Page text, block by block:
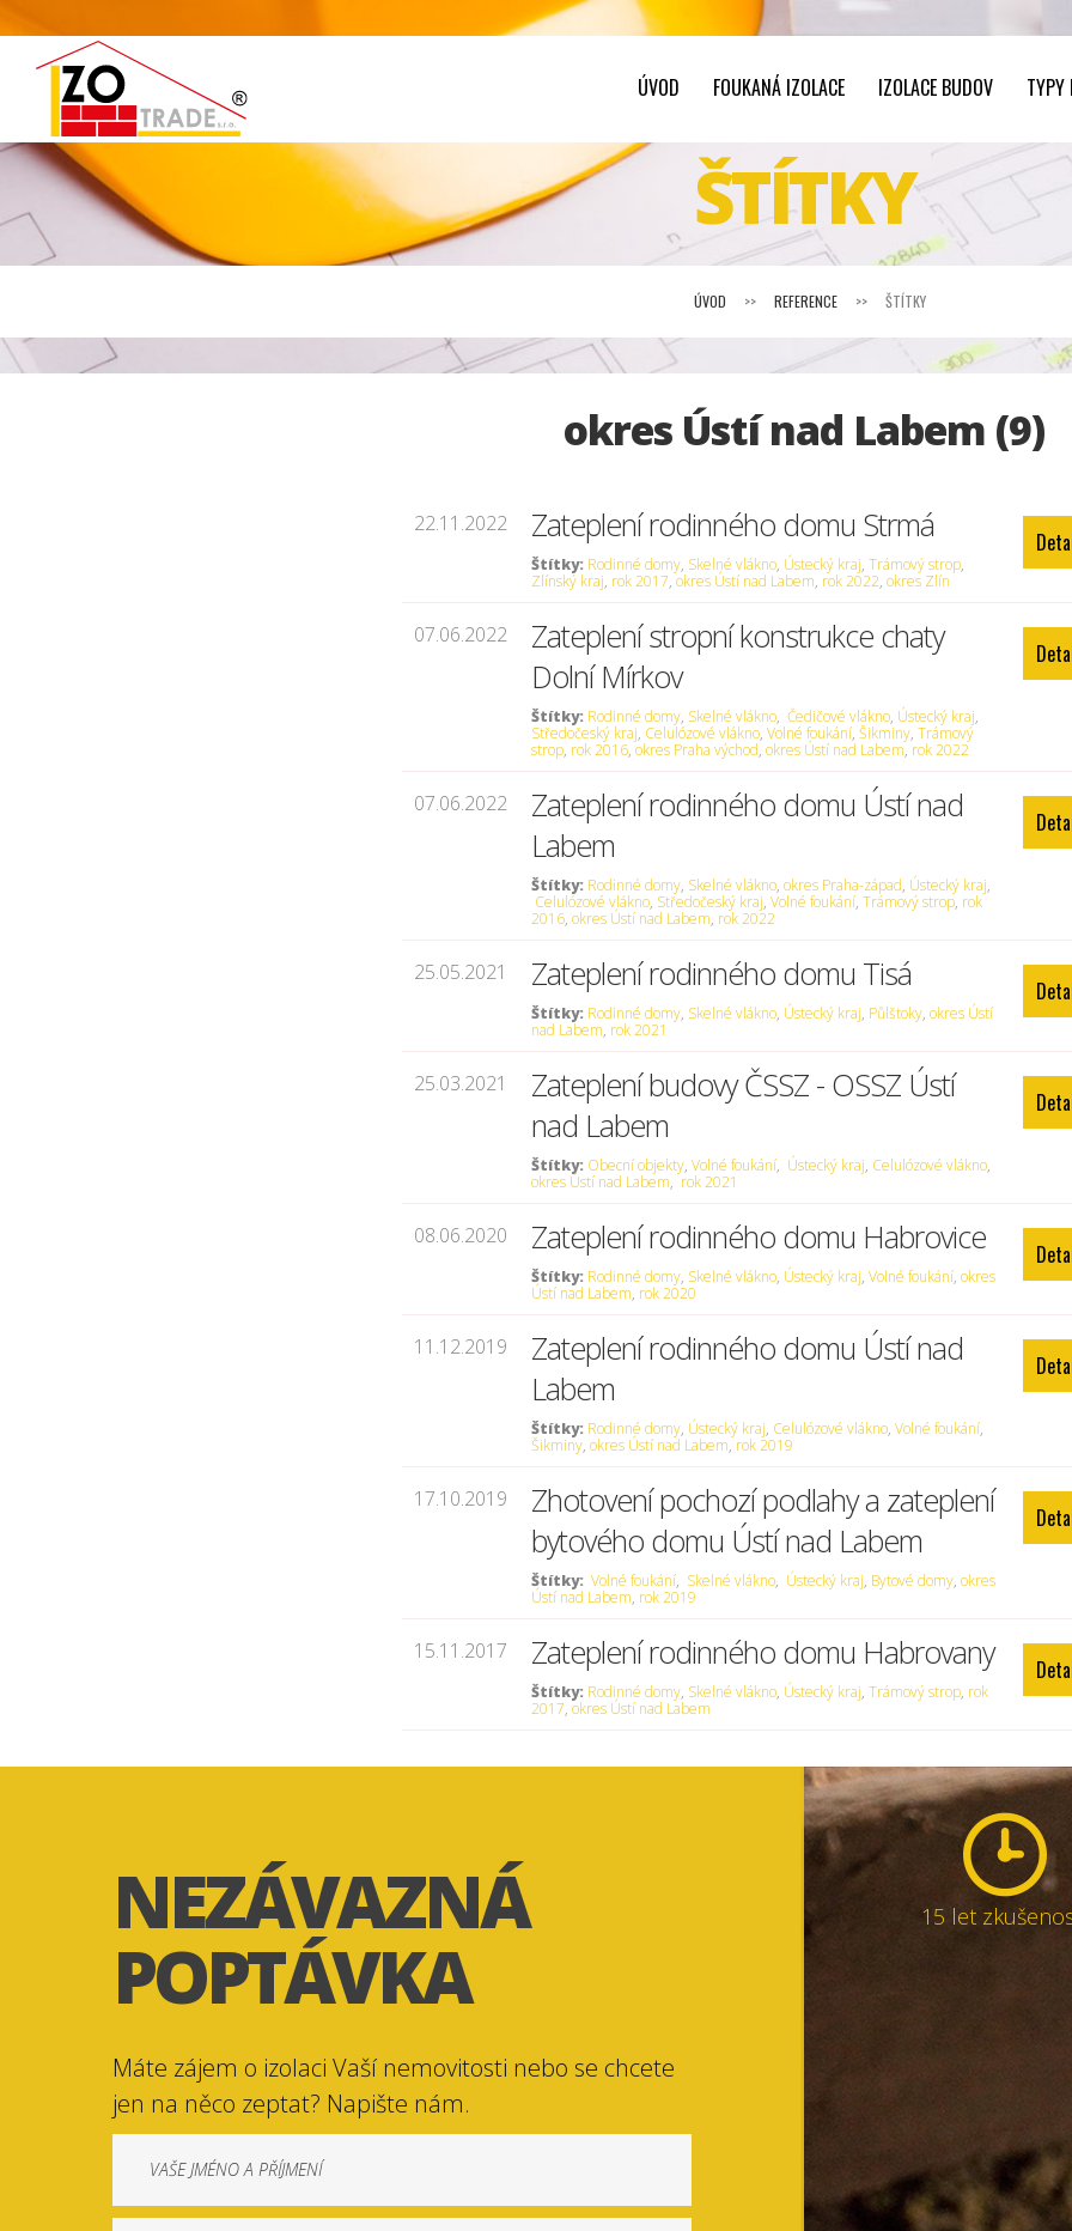
ÚVOD FOUKANÁ IZOLACE IZOLACE BUDOV TYPY
ŠTÍTKY
ÚVOD >> REFERENCE >> ŠTÍTKY
okres Ústí nad Labem (9)
22.11.2022 Zateplení rodinného domu Strmá
Štítky: Rodinné domy, Skelné vlákno, Ústecký kraj, Trámový strop,
Zlínský kraj, rok 2017, okres Ústí nad Labem, rok 2022, okres Zlín
07.06.2022
Zateplení stropní konstrukce chaty
Dolní Mírkov
Štítky: Rodinné domy, Skelné vlákno, Čedičové vlákno, Ústecký kraj,
Středočeský kraj, Celulózové vlákno, Volné foukání, Šikminy, Trámový
strop, rok 2016, okres Praha východ, okres Ústí nad Labem, rok 2022
07.06.2022
Zateplení rodinného domu Ústí nad
Labem
Štítky: Rodinné domy, Skelné vlákno, okres Praha-západ, Ústecký kraj,
Celulózové vlákno, Středočeský kraj, Volné foukání, Trámový strop, rok
2016, okres Ústí nad Labem, rok 2022
25.05.2021 Zateplení rodinného domu Tisá
Štítky: Rodinné domy, Skelné vlákno, Ústecký kraj, Půlštoky, okres Ústí
nad Labem, rok 2021
25.03.2021
Zateplení budovy ČSSZ - OSSZ Ústí
nad Labem
Štítky: Obecní objekty, Volné foukání, Ústecký kraj, Celulózové vlákno,
okres Ústí nad Labem, rok 2021
08.06.2020 Zateplení rodinného domu Habrovice
Štítky: Rodinné domy, Skelné vlákno, Ústecký kraj, Volné foukání, okres
Ústí nad Labem, rok 2020
11.12.2019
Zateplení rodinného domu Ústí nad
Labem
Štítky: Rodinné domy, Ústecký kraj, Celulózové vlákno, Volné foukání,
Šikminy, okres Ústí nad Labem, rok 2019
17.10.2019
Zhotovení pochozí podlahy a zateplení
bytového domu Ústí nad Labem
Štítky: Volné foukání, Skelné vlákno, Ústecký kraj, Bytové domy, okres
Ústí nad Labem, rok 2019
15.11.2017 Zateplení rodinného domu Habrovany
Štítky: Rodinné domy, Skelné vlákno, Ústecký kraj, Trámový strop, rok
2017, okres Ústí nad Labem
NEZÁVAZNÁ
POPTÁVKA
Máte zájem o izolaci Vaší nemovitosti nebo se chcete
jen na něco zeptat? Napište nám.
15 let